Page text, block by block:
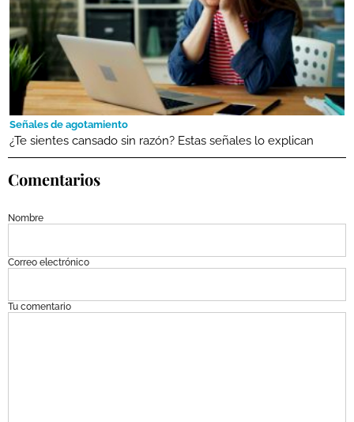
Señales de agotamiento
¿Te sientes cansado sin razón? Estas señales lo explican
Comentarios
Nombre
Correo electrónico
Tu comentario